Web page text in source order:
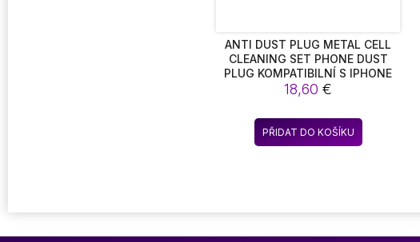
ANTI DUST PLUG METAL CELL
CLEANING SET PHONE DUST
PLUG KOMPATIBILNÍ S IPHONE
11/11
18,60€
PŘIDAT DO KOŠÍKU